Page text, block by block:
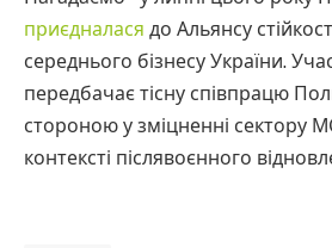
приєдналася до Альянсу
середнього бізнесу України.
передбачає тісну співпрацю
стороною у зміцненні сектору
контексті післявоєнного